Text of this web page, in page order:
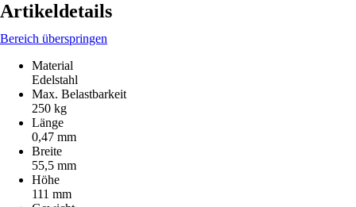
Artikeldetails
Bereich überspringen
Material
Edelstahl
Max. Belastbarkeit
250 kg
Länge
0,47 mm
Breite
55,5 mm
Höhe
111 mm